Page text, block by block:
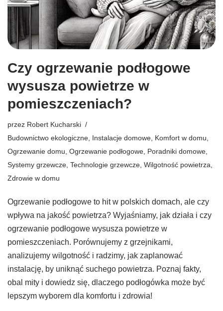
Czy ogrzewanie podłogowe
wysusza powietrze w
pomieszczeniach?
przez Robert Kucharski
Budownictwo ekologiczne Instalacje domowe Komfort w domu
Ogrzewanie domu Ogrzewanie podłogowe Poradniki domowe
Systemy grzewcze Technologie grzewcze Wilgotność powietrza
Zdrowie w domu
Ogrzewanie podłogowe to hit w polskich domach, ale czy
wpływa na jakość powietrza? Wyjaśniamy, jak działa i czy
ogrzewanie podłogowe wysusza powietrze w
pomieszczeniach. Porównujemy z grzejnikami,
analizujemy wilgotność i radzimy, jak zaplanować
instalację, by uniknąć suchego powietrza. Poznaj fakty,
obal mity i dowiedz się, dlaczego podłogówka może być
lepszym wyborem dla komfortu i zdrowia!